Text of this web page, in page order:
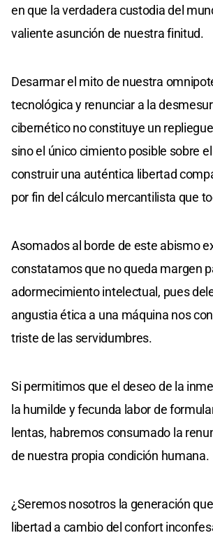
en que la verdadera custodia del
valiente asunción de nuestra finitud.
Desarmar el mito de nuestra
tecnológica y renunciar a la
cibernético no constituye un
sino el único cimiento posible sobre
construir una auténtica libertad
por fin del cálculo mercantilista que
Asomados al borde de este abismo
constatamos que no queda margen
adormecimiento intelectual, pues
angustia ética a una máquina nos
triste de las servidumbres.
Si permitimos que el deseo de la
la humilde y fecunda labor de
lentas, habremos consumado la
de nuestra propia condición humana.
¿Seremos nosotros la generación
libertad a cambio del confort